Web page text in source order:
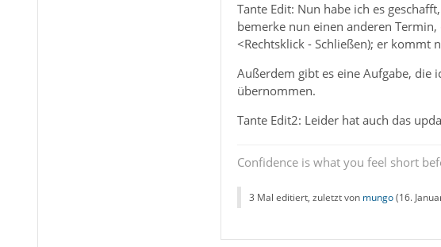
Tante Edit: Nun habe ich es
bemerke nun einen anderen
<Rechtsklick - Schließen); er kommt
Außerdem gibt es eine Aufgabe, die
übernommen.
Tante Edit2: Leider hat auch das
Confidence is what you feel short
3 Mal editiert, zuletzt von mungo(16.